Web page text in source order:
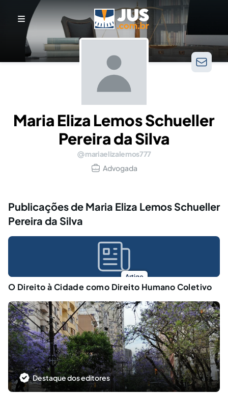
Maria Eliza Lemos Schueller
Pereira da Silva
mariaelizalemos777
Advogada
Publicações de Maria Eliza Lemos Schueller
Pereira da Silva
Artigo
O Direito à Cidade como Direito Humano Coletivo
Destaque dos editores